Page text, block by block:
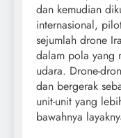
dan kemudian
internasional,
sejumlah drone
dalam pola yang
udara. Drone-
dan bergerak
unit-unit yang
bawahnya